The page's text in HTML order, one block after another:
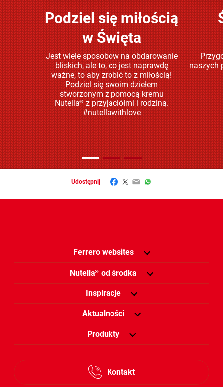
Sprawdź
Podziel się miłością
w Święta
Jest wiele sposobów na obdarowanie
bliskich, ale to, co jest naprawdę
ważne, to aby zrobić to z miłością!
Podziel się swoim dziełem
stworzonym z pomocą kremu
Nutella®z przyjaciółmi i rodziną.
#nutellawithlove
naszych
Udostępnij Facebook
Twitter
EmailWhatsApp
Ferrero websites
Nutella® od środka
Inspiracje
Aktualności
Produkty
Kontakt